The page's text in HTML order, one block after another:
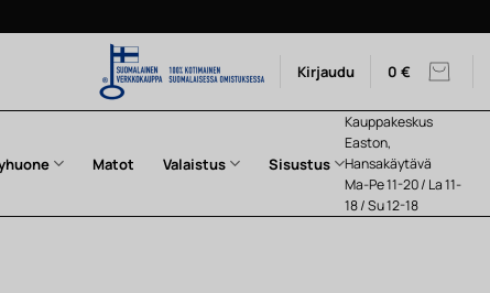
Kirjaudu 0 €
Matot Valaistus Sisustus
Kauppakeskus
Easton,
Hansakäytävä
Ma-Pe 11-20 / La 11-
18 / Su 12-18